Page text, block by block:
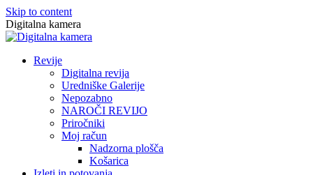
Skip to content
Digitalna kamera
Revije
Digitalna revija
Uredniške Galerije
Nepozabno
NAROČI REVIJO
Priročniki
Moj račun
Nadzorna plošča
Košarica